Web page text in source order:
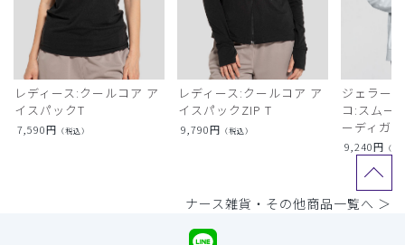
レディース:クールコア ア
イスパックT
7,590円 （税込）
レディース:クールコア ア
イスパックZIP T
9,790円 （税込）
ジェラー
コ:スムー
ーディガン
9,240円 （税
ナース雑貨・その他商品一覧へ ＞